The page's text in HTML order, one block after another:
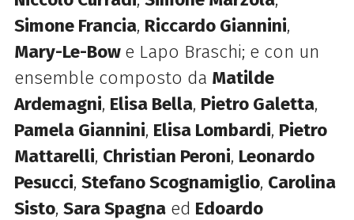
Simone Francia, Riccardo Giannini,
Mary-Le-Bow e Lapo Braschi; e con un
ensemble composto da Matilde
Ardemagni, Elisa Bella, Pietro Galetta,
Pamela Giannini, Elisa Lombardi, Pietro
Mattarelli, Christian Peroni, Leonardo
Pesucci, Stefano Scognamiglio, Carolina
Sisto, Sara Spagnaed Edoardo